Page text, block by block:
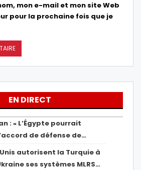
mon e-mail et mon site Web
pour la prochaine fois que je
EN DIRECT
: « L’Égypte pourrait
de défense de…
autorisent la Turquie à
ses systèmes MLRS…